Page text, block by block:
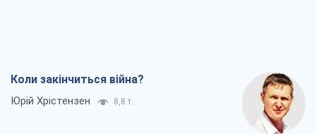
Коли закінчиться війна?
Юрій Хрістензен 8,8 т.